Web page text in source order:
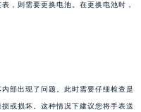
，则需要更换电池。在更换电池时，
部出现了问题。此时需要仔细检查是
或损坏。这种情况下建议您将手表送